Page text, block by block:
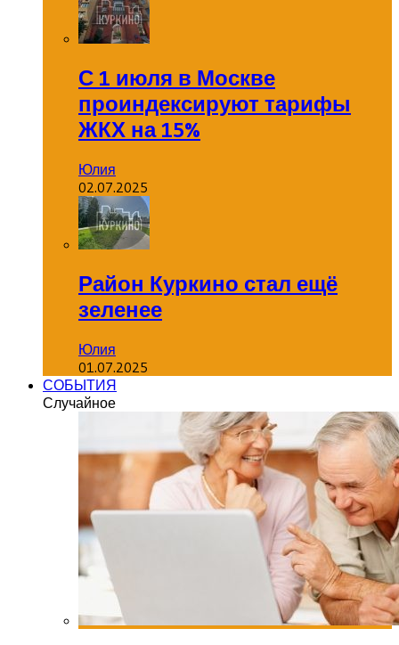
С 1 июля в Москве
проиндексируют тарифы
ЖКХ на 15%
Юлия
02.07.2025
Район Куркино стал ещё
зеленее
Юлия
01.07.2025
СОБЫТИЯ
Случайное